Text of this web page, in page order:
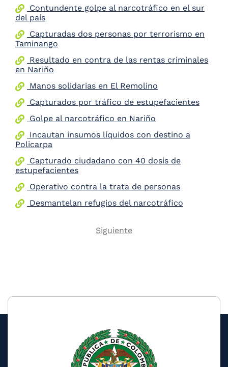
shortcut
activates
screen
reader
navigate
interact
content.
Contundente golpe al narcotráfico en el sur
del país
Capturadas dos personas por terrorismo en
Taminango
Resultado en contra de las rentas criminales
en Nariño
Manos solidarias en El Remolino
Capturados por tráfico de estupefacientes
Golpe al narcotráfico en Nariño
Incautan insumos líquidos con destino a
Policarpa
Capturado ciudadano con 40 dosis de
estupefacientes
Operativo contra la trata de personas
Desmantelan refugios del narcotráfico
Pagination
Next
Siguiente